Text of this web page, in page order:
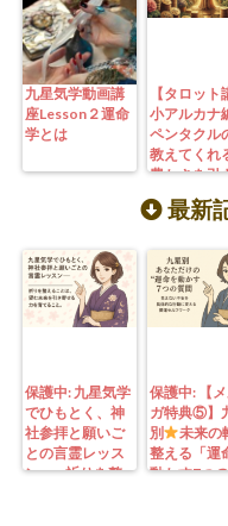
九星気学動画講
座Lesson２運命
学とは
【タロット
小アルカナ
ペンタクル
教えてくれ
豊かさを引
せる秘訣
最新
保護中: 九星気学
でひもとく、神
社参拝と願いご
との言霊レッス
ン—— 祈りを整
保護中: 【
ガ特典⑤】
別
未来の
整える「運
動かす7つ